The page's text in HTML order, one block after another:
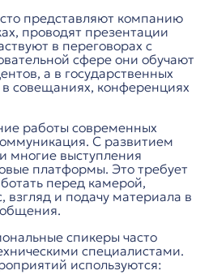
представляют компанию
проводят презентации
в переговорах с
сфере они обучают
а в государственных
в совещаниях, конференциях
работы современных
С развитием
многие выступления
платформы. Это требует
перед камерой,
взгляд и подачу материала в
общения.
спикеры часто
специалистами.
используются: